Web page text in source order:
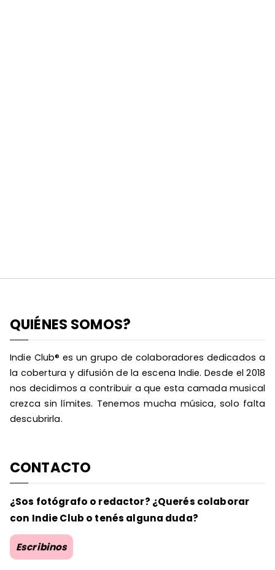
QUIÉNES SOMOS?
Indie Club® es un grupo de colaboradores dedicados a
la cobertura y difusión de la escena Indie. Desde el 2018
nos decidimos a contribuir a que esta camada musical
crezca sin límites. Tenemos mucha música, solo falta
descubrirla.
CONTACTO
¿Sos fotógrafo o redactor? ¿Querés colaborar
con Indie Club o tenés alguna duda?
Escribinos